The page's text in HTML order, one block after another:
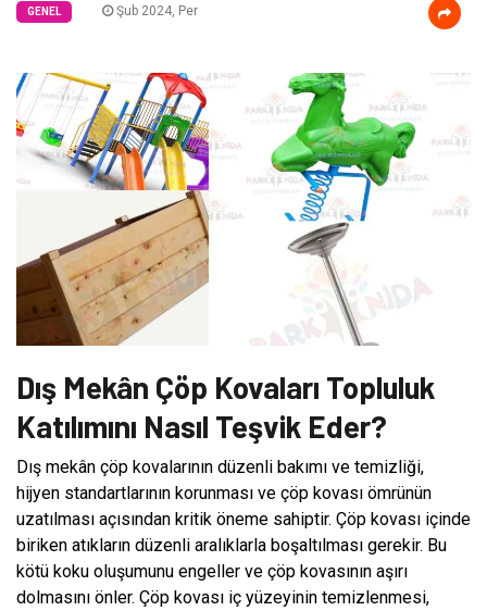
GENEL Şub 2024, Per
Dış Mekân Çöp Kovaları Topluluk
Katılımını Nasıl Teşvik Eder?
Dış mekân çöp kovalarının düzenli bakımı ve temizliği,
hijyen standartlarının korunması ve çöp kovası ömrünün
uzatılması açısından kritik öneme sahiptir. Çöp kovası içinde
biriken atıkların düzenli aralıklarla boşaltılması gerekir. Bu
kötü koku oluşumunu engeller ve çöp kovasının aşırı
dolmasını önler. Çöp kovası iç yüzeyinin temizlenmesi,